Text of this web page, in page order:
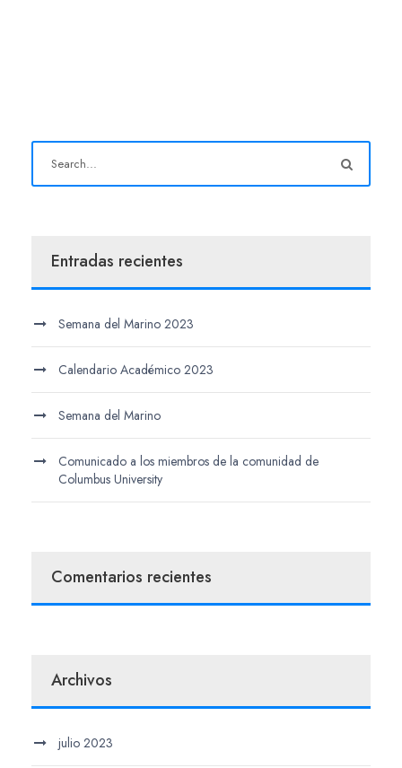
Entradas recientes
Semana del Marino 2023
Calendario Académico 2023
Semana del Marino
Comunicado a los miembros de la comunidad de
Columbus University
Comentarios recientes
Archivos
julio 2023